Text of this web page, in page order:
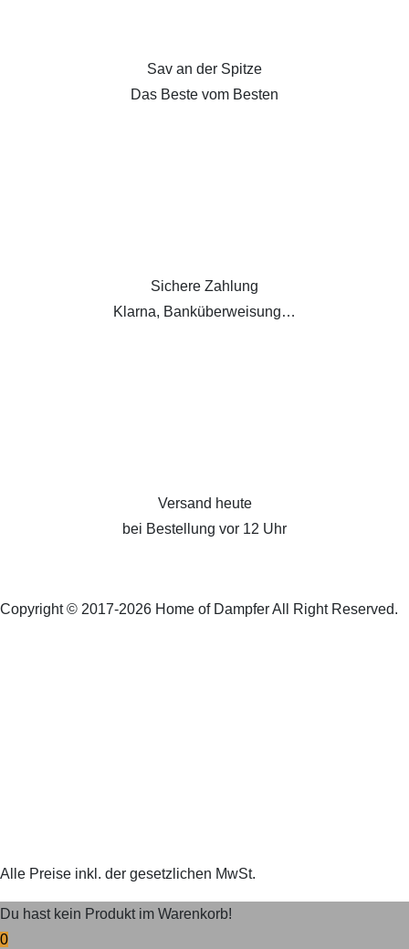
Sav an der Spitze
Das Beste vom Besten
Sichere Zahlung
Klarna, Banküberweisung…
Versand heute
bei Bestellung vor 12 Uhr
Copyright © 2017-2026 Home of Dampfer All Right Reserved.
Alle Preise inkl. der gesetzlichen MwSt.
Du hast kein Produkt im Warenkorb!
0